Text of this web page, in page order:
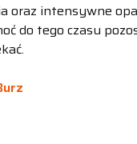
oraz intensywne
do tego czasu